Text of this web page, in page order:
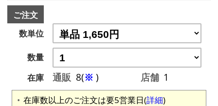
ご注文
数単位
数量
在庫
通販 8(※ ) 店舗 1
在庫数以上のご注文は要5営業日(詳細)